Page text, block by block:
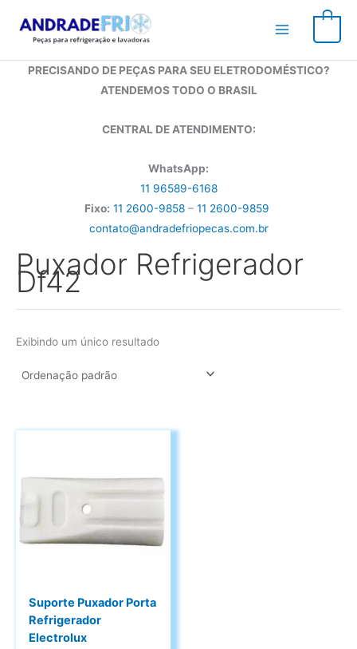
para
conteúdo
PRECISANDO DE PEÇAS PARA SEU ELETRODOMÉSTICO?
ATENDEMOS TODO O BRASIL
CENTRAL DE ATENDIMENTO:
WhatsApp:
11 96589-6168
Fixo: 11 2600-9858 – 11 2600-9859
contato@andradefriopecas.com.br
Puxador Refrigerador
Df42
Exibindo um único resultado
Suporte Puxador Porta
Refrigerador
Electrolux